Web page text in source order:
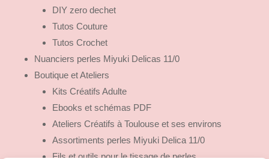
DIY zero dechet
Tutos Couture
Tutos Crochet
Nuanciers perles Miyuki Delicas 11/0
Boutique et Ateliers
Kits Créatifs Adulte
Ebooks et schémas PDF
Ateliers Créatifs à Toulouse et ses environs
Assortiments perles Miyuki Delica 11/0
Fils et outils pour le tissage de perles